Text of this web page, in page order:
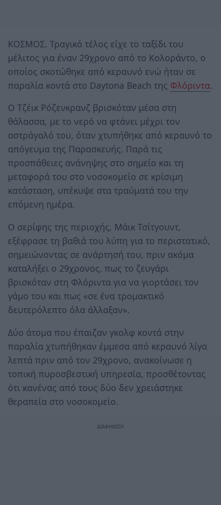
ΚΟΣΜΟΣ. Τραγικό τέλος είχε το ταξίδι του
μέλιτος για έναν 29χρονο από το Κολοράντο, ο
οποίος σκοτώθηκε από κεραυνό ενώ ήταν σε
παραλία κοντά στο Daytona Beach της Φλόριντα.
Ο Τζέικ Ρόζενκρανζ βρισκόταν μέσα στη
θάλασσα, με το νερό να φτάνει μέχρι τον
αστράγαλό του, όταν χτυπήθηκε από κεραυνό το
απόγευμα της Παρασκευής. Παρά τις
προσπάθειες ανάνηψης στο σημείο και τη
μεταφορά του στο νοσοκομείο σε κρίσιμη
κατάσταση, υπέκυψε στα τραύματά του την
επόμενη ημέρα.
Ο σερίφης της περιοχής, Μάικ Τσίτγουντ,
εξέφρασε τη βαθιά του λύπη για το περιστατικό,
σημειώνοντας σε ανάρτησή του, πριν ακόμα
καταλήξει ο 29χρονος, πως το ζευγάρι
βρισκόταν στη Φλόριντα για να γιορτάσει τον
γάμο του και πως «σε ένα τρομακτικό
δευτερόλεπτο όλα άλλαξαν».
Δύο άτομα που έπαιζαν γκολφ κοντά στην
παραλία χτυπήθηκαν έμμεσα από κεραυνό λίγα
λεπτά πριν από τον 29χρονο, ανακοίνωσε η
τοπική πυροσβεστική υπηρεσία, προσθέτοντας
ότι κανένας από τους δύο δεν χρειάστηκε
θεραπεία στο νοσοκομείο.